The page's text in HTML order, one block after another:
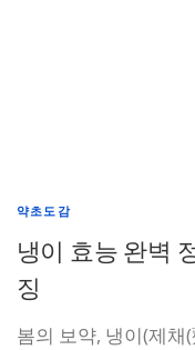
약초도감
냉이 효능 완벽
징
봄의 보약, 냉이(제